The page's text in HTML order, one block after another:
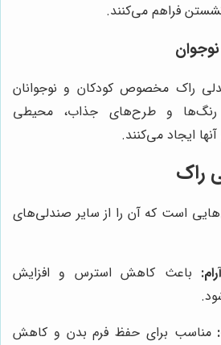
نشستن فراهم می‌کنند.
راک مخصوص کودکان و نوجوانان
رنگ‌ها و طرح‌های جذاب، محیطی
ایجاد می‌کنند.
راک
است که آن را از سایر صندلی‌های
باعث کاهش استرس و افزایش
مناسب برای حفظ فرم بدن و کاهش